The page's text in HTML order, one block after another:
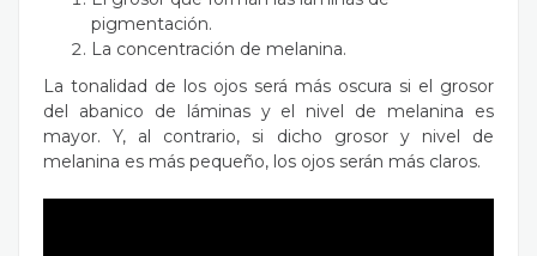
pigmentación.
La concentración de melanina.
La tonalidad de los ojos será más oscura si el grosor
del abanico de láminas y el nivel de melanina es
mayor. Y, al contrario, si dicho grosor y nivel de
melanina es más pequeño, los ojos serán más claros.